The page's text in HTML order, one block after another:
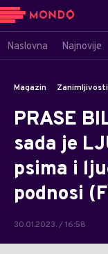
Naslovna Najnovije
Magazin Zanimljivosti
PRASE
sada je
psima i
podnosi
30.01.2023. / 16:58